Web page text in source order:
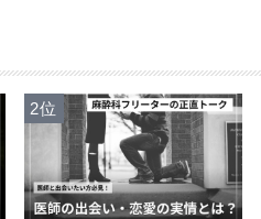
2位